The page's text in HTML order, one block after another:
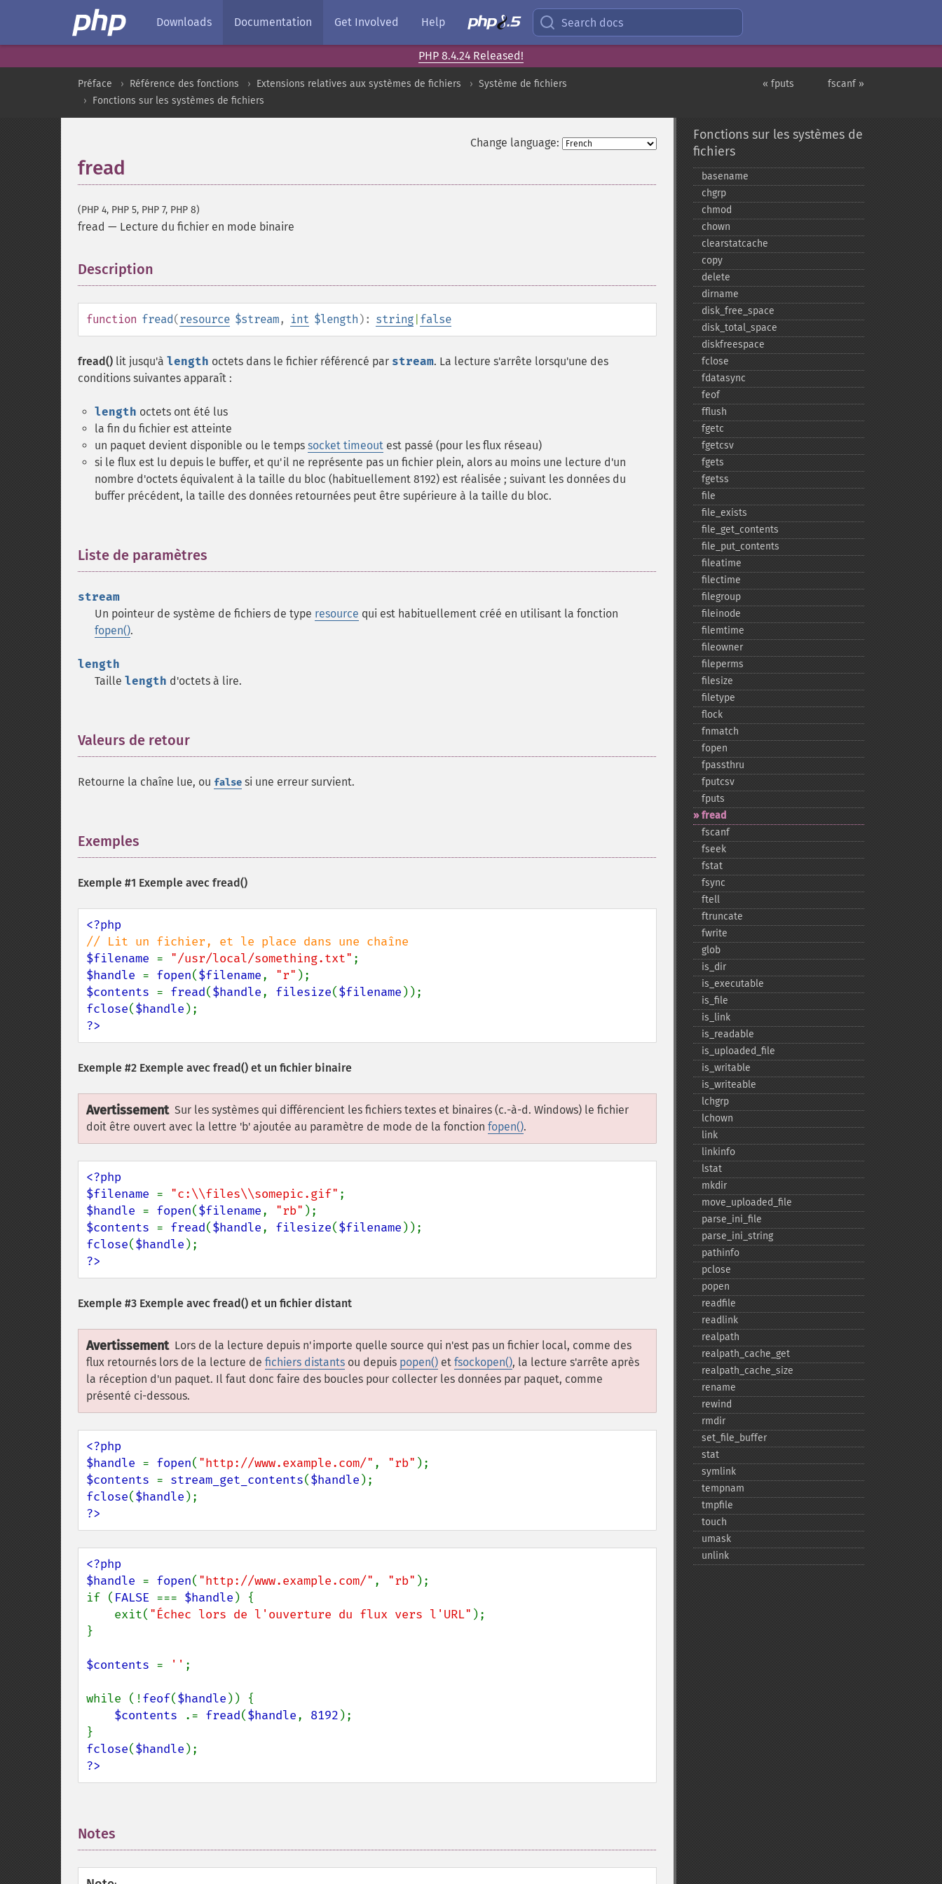
Downloads Documentation Get Involved Help Search docs
PHP 8.4.24 Released!
fscanf »
« fputs
Préface Référence des fonctions Extensions relatives aux systèmes de fichiers
Système de fichiers
Fonctions sur les systèmes de fichiers
Change language:
fread
(PHP 4, PHP 5, PHP 7, PHP 8)
fread — Lecture du fichier en mode binaire
Description
function fread(resource $stream, int $length ): string false
fread() lit jusqu'à length octets dans le fichier référencé par stream. La lecture s'arrête lorsqu'une des
conditions suivantes apparaît :
length octets ont été lus
la fin du fichier est atteinte
un paquet devient disponible ou le temps socket timeout est passé (pour les flux réseau)
si le flux est lu depuis le buffer, et qu'il ne représente pas un fichier plein, alors au moins une lecture d'un
nombre d'octets équivalent à la taille du bloc (habituellement 8192) est réalisée ; suivant les données du
buffer précédent, la taille des données retournées peut être supérieure à la taille du bloc.
Liste de paramètres
stream
Un pointeur de système de fichiers de type resource qui est habituellement créé en utilisant la fonction
fopen().
length
Taille length d'octets à lire.
Valeurs de retour
Retourne la chaîne lue, ou false si une erreur survient.
Exemples
Exemple #1 Exemple avec fread()
$filename = "/usr/local/something.txt"
$handle = fopen($filename, "r"
$contents = fread($handle, filesize($filename
fclose($handle
?>
Exemple #2 Exemple avec fread() et un fichier binaire
Avertissement Sur les systèmes qui différencient les fichiers textes et binaires (c.-à-d. Windows) le fichier
doit être ouvert avec la lettre 'b' ajoutée au paramètre de mode de la fonction fopen().
<?php
$filename = "c:\\files\\somepic.gif"
$handle = fopen($filename, "rb"
$contents = fread($handle, filesize($filename
fclose($handle
?>
Exemple #3 Exemple avec fread() et un fichier distant
Avertissement Lors de la lecture depuis n'importe quelle source qui n'est pas un fichier local, comme des
flux retournés lors de la lecture de fichiers distants ou depuis popen() et fsockopen(), la lecture s'arrête après
la réception d'un paquet. Il faut donc faire des boucles pour collecter les données par paquet, comme
présenté ci-dessous.
<?php
$handle = fopen( "http://www.example.com/" , "rb"
$contents = stream_get_contents($handle
fclose($handle
?>
<?php
$handle = fopen( "http://www.example.com/" , "rb" );
if ( FALSE === $handle ) {
    exit(
"Échec lors de l'ouverture du flux vers l'URL" );
}
$contents = '' ;
while (!feof($handle )) {
$contents
.= fread($handle, 8192 );
fclose($handle
?>
Notes
Fonctions sur les systèmes de
fichiers
basename
chgrp
chmod
chown
clearstatcache
copy
delete
dirname
disk_​free_​space
disk_​total_​space
diskfreespace
fclose
fdatasync
feof
fflush
fgetc
fgetcsv
fgets
fgetss
file
file_​exists
file_​get_​contents
file_​put_​contents
fileatime
filectime
filegroup
fileinode
filemtime
fileowner
fileperms
filesize
filetype
flock
fnmatch
fopen
fpassthru
fputcsv
fputs
fread
fscanf
fseek
fstat
fsync
ftell
ftruncate
fwrite
glob
is_​dir
is_​executable
is_​file
is_​link
is_​readable
is_​uploaded_​file
is_​writable
is_​writeable
lchgrp
lchown
link
linkinfo
lstat
mkdir
move_​uploaded_​file
parse_​ini_​file
parse_​ini_​string
pathinfo
pclose
popen
readfile
readlink
realpath
realpath_​cache_​get
realpath_​cache_​size
rename
rewind
rmdir
set_​file_​buffer
stat
symlink
tempnam
tmpfile
touch
umask
unlink